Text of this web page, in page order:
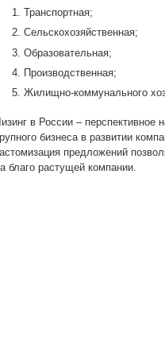
Транспортная;
Сельскохозяйственная;
Образовательная;
Производственная;
Жилищно-коммунального
в России – перспективное
бизнеса в развитии
предложений
благо растущей компании.